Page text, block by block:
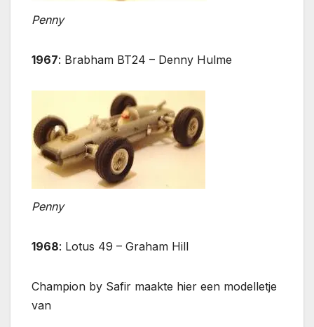
Penny
1967: Brabham BT24 – Denny Hulme
Penny
1968: Lotus 49 – Graham Hill
Champion by Safir maakte hier een modelletje
van